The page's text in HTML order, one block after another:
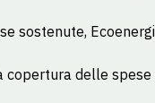
sostenute,
delle